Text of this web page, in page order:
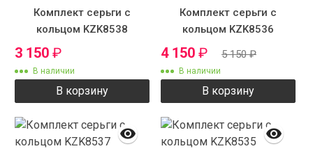
Комплект серьги с
кольцом KZK8538
3 150 ₽
В наличии
В корзину
Комплект серьги с
кольцом KZK8536
4 150 ₽ 5 150₽
В наличии
В корзину